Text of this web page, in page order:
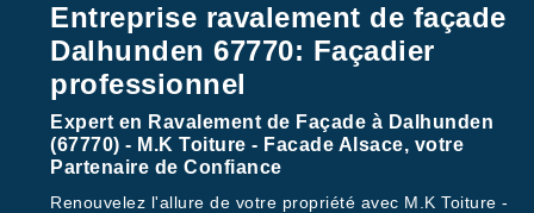
Entreprise ravalement de façade
Dalhunden 67770: Façadier
professionnel
Expert en Ravalement de Façade à Dalhunden
(67770) - M.K Toiture - Facade Alsace, votre
Partenaire de Confiance
Renouvelez l'allure de votre propriété avec M.K Toiture -